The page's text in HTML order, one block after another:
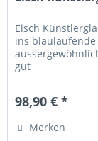
Eisch
ins
gut
98,90 € *
Merken